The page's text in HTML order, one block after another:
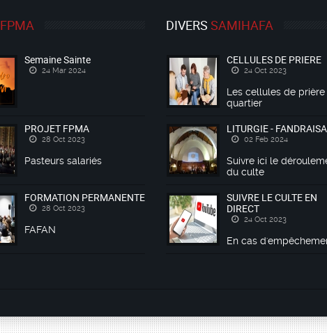
FPMA
Semaine Sainte
24 Mar 2024
PROJET FPMA
28 Oct 2023
Pasteurs salariés
FORMATION PERMANENTE
28 Oct 2023
FAFAN
DIVERS SAMIHAFA
CELLULES DE PRIERE
24 Oct 2023
Les cellules de
quartier
LITURGIE -
02 Feb 2024
Suivre ici le
du culte
SUIVRE LE CULTE EN
DIRECT
24 Oct 2023
En cas